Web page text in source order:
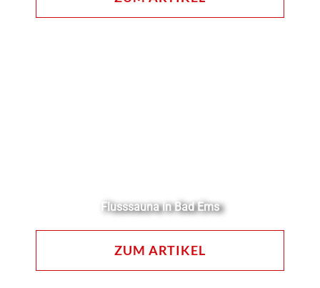
Flusssauna in Bad Ems
ZUM ARTIKEL